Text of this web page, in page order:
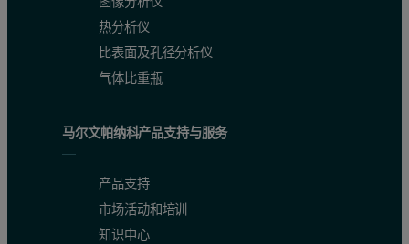
热分析仪
比表面及孔径分析仪
气体比重瓶
马尔文帕纳科产品支持与服务
产品支持
市场活动和培训
知识中心